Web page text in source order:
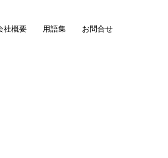
社概要 用語集 お問合せ